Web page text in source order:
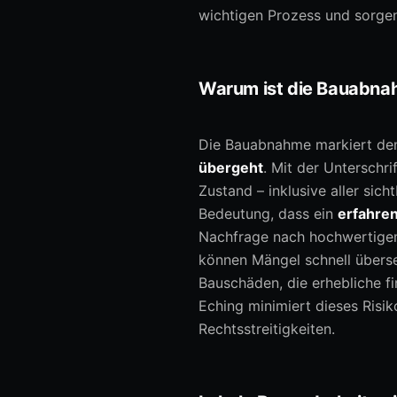
wichtigen Prozess und
Warum ist die
Die Bauabnahme markiert
übergeht. Mit der
Zustand – inklusive aller
Bedeutung, dass ein
Nachfrage nach
können Mängel schnell
Bauschäden, die erhebliche
Eching minimiert dieses
Rechtsstreitigkeiten.